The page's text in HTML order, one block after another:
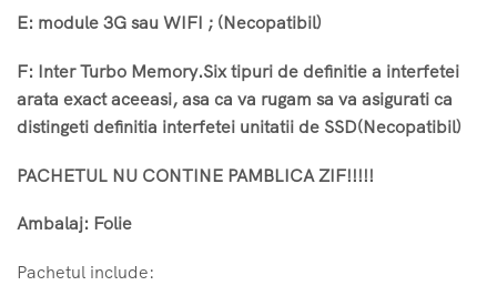
E: module 3G sau WIFI ; (Necopatibil)
F: Inter Turbo Memory.Six tipuri de definitie a interfetei
arata exact aceeasi, asa ca va rugam sa va asigurati ca
distingeti definitia interfetei unitatii de SSD(Necopatibil)
PACHETUL NU CONTINE PAMBLICA ZIF!!!!!
Ambalaj: Folie
Pachetul include: